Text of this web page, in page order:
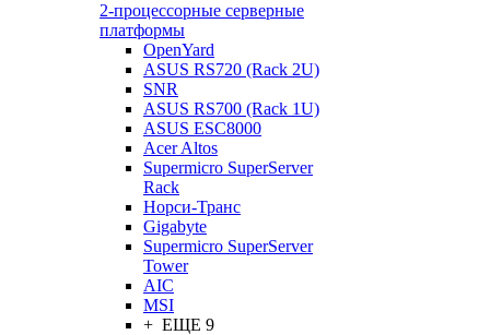
2-процессорные серверные
платформы
OpenYard
ASUS RS720 (Rack 2U)
SNR
ASUS RS700 (Rack 1U)
ASUS ESC8000
Acer Altos
Supermicro SuperServer
Rack
Норси-Транс
Gigabyte
Supermicro SuperServer
Tower
AIC
MSI
+ ЕЩЕ 9